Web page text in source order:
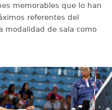
memorables que lo han
referentes del
modalidad de sala como